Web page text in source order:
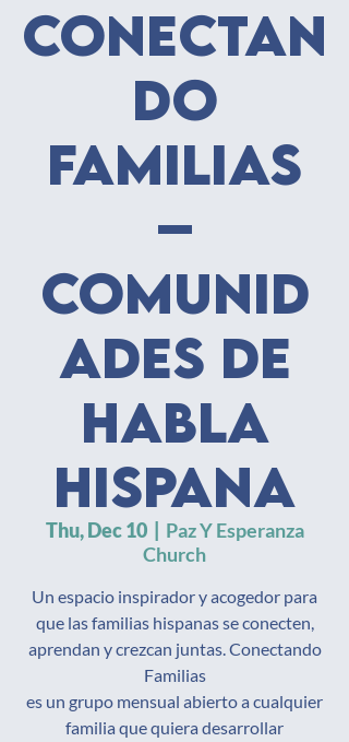
Conectan
do
familias
–
Comunid
ades de
habla
hispana
Thu, Dec 10
  |
Paz Y Esperanza
Church
Un espacio inspirador y acogedor para
que las familias hispanas se conecten,
aprendan y crezcan juntas. Conectando
Familias
es un grupo mensual abierto a cualquier
familia que quiera desarrollar